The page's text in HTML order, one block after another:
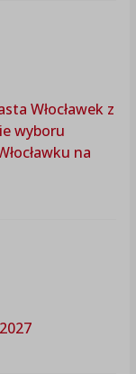
Włocławek z
wyboru
na